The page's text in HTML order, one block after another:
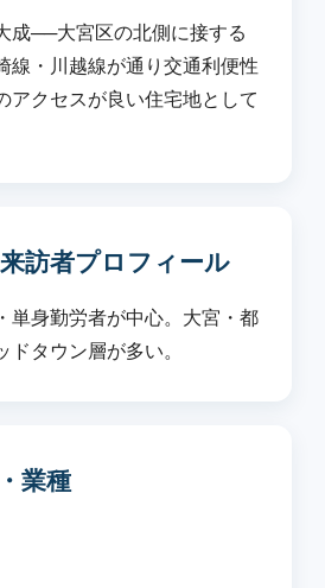
成──大宮区の北側に接する
線・川越線が通り交通利便性
アクセスが良い住宅地として
訪者プロフィール
単身勤労者が中心。大宮・都
ドタウン層が多い。
業種